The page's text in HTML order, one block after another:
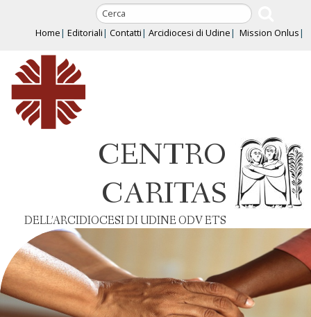
content
Home Editoriali Contatti Arcidiocesi di Udine Mission Onlus
CENTRO
CARITAS
DELL’ARCIDIOCESI DI UDINE ODV ETS